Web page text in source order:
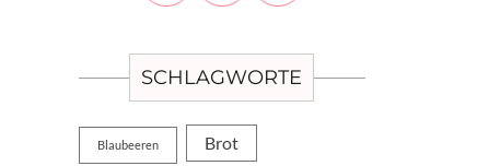
SCHLAGWORTE
Blaubeeren Brot